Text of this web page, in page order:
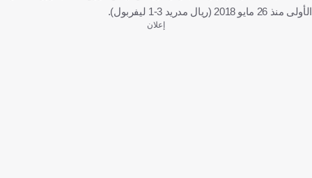
الأولى منذ 26 مايو 2018 (ريال مدريد 3-1 ليفربول).
إعلان